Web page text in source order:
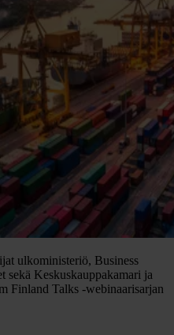
ulkoministeriö, Business
sekä Keskuskauppakamari ja
Finland Talks -webinaarisarjan